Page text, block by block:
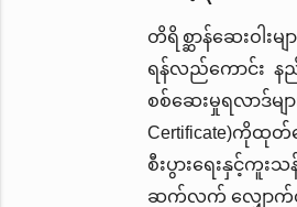
တိရိစ္ဆာန်ဆေးဝါ
ရန်လည်ကောင်း နည်
စစ်ဆေးမှုရလာဒ်မ
Certificate)ကိုထု
စီးပွားရေးနှင့်ကူ
ဆက်လက် လျှောက်